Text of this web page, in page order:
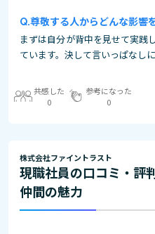
尊敬する人からどんな影響
まずは自分が背中を見せて実践
ています。決して言いっぱなし
共感した
0
参考になった
0
株式会社ファイントラスト
現職社員の口コミ・評
仲間の魅力